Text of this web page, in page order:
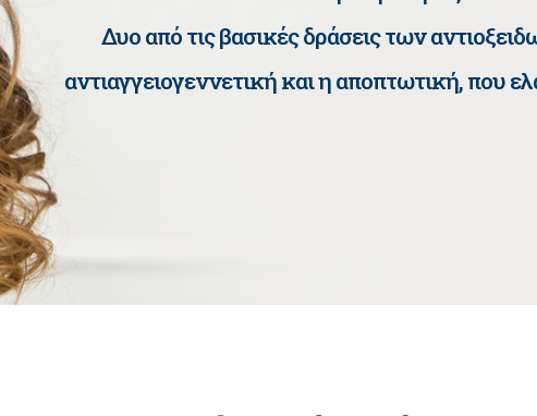
Δυο από τις βασικές δράσεις των
αντιαγγειογεννετική και η αποπτωτική, που